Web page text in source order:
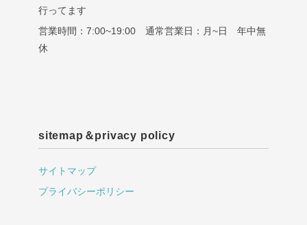
行ってます
営業時間：7:00~19:00 通常営業日：月~日 年中無
休
sitemap＆privacy policy
サイトマップ
プライバシーポリシー